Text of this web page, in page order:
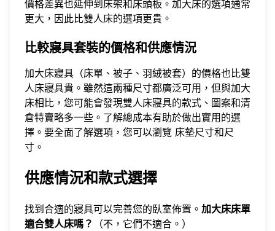
價格差異也延伸到床架和床頭板。加大床的選項通常
更大，因此比雙人床的選項更貴。
比較寢具套裝的價格和供應情況
加大床寢具（床單、被子、羽絨被套）的價格也比雙
人床寢具貴。雖然這兩種尺寸都廣泛可用，但與加大
床相比，您可能會發現雙人床寢具的款式、圖案和清
倉特賣略多一些。了解總成本有助於做出實用的選
擇。要全面了解選項，您可以瀏覽 床墊尺寸和尺
寸 。
供應情況和款式選擇
找到合適的寢具可以完善您的臥室佈置。 加大床床單
適合雙人床嗎？
（不，它們不適合。）